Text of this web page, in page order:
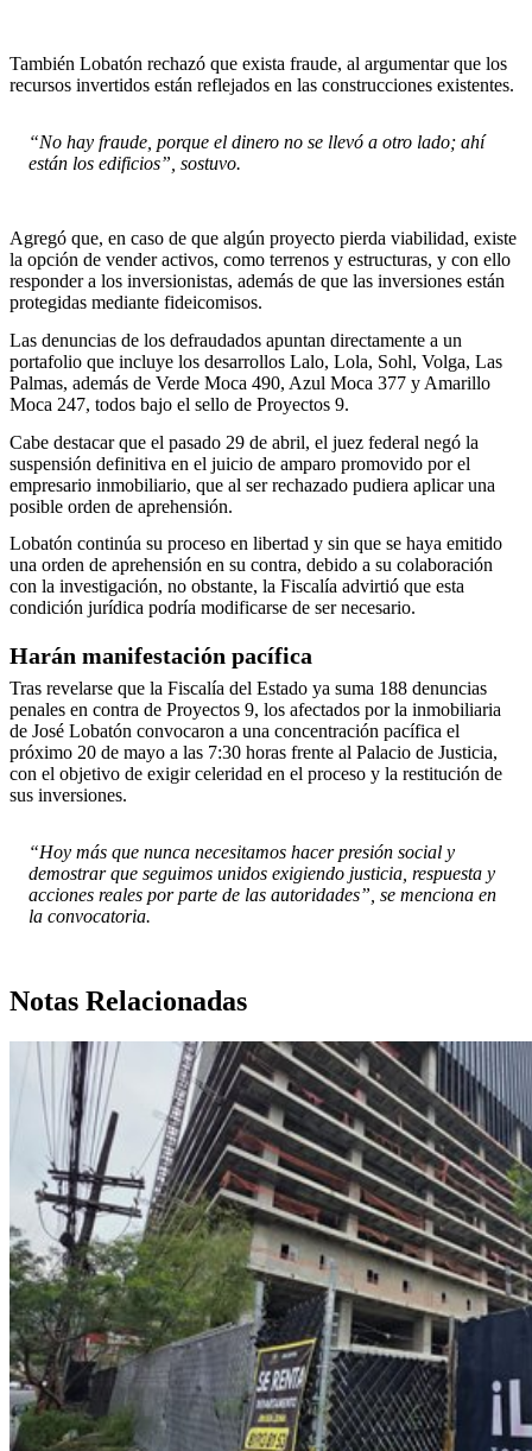
También Lobatón rechazó que exista fraude, al argumentar que los
recursos invertidos están reflejados en las construcciones existentes.
“No hay fraude, porque el dinero no se llevó a otro lado; ahí
están los edificios”, sostuvo.
Agregó que, en caso de que algún proyecto pierda viabilidad, existe
la opción de vender activos, como terrenos y estructuras, y con ello
responder a los inversionistas, además de que las inversiones están
protegidas mediante fideicomisos.
Las denuncias de los defraudados apuntan directamente a un
portafolio que incluye los desarrollos Lalo, Lola, Sohl, Volga, Las
Palmas, además de Verde Moca 490, Azul Moca 377 y Amarillo
Moca 247, todos bajo el sello de Proyectos 9.
Cabe destacar que el pasado 29 de abril, el juez federal negó la
suspensión definitiva en el juicio de amparo promovido por el
empresario inmobiliario, que al ser rechazado pudiera aplicar una
posible orden de aprehensión.
Lobatón continúa su proceso en libertad y sin que se haya emitido
una orden de aprehensión en su contra, debido a su colaboración
con la investigación, no obstante, la Fiscalía advirtió que esta
condición jurídica podría modificarse de ser necesario.
Harán manifestación pacífica
Tras revelarse que la Fiscalía del Estado ya suma 188 denuncias
penales en contra de Proyectos 9, los afectados por la inmobiliaria
de José Lobatón convocaron a una concentración pacífica el
próximo 20 de mayo a las 7:30 horas frente al Palacio de Justicia,
con el objetivo de exigir celeridad en el proceso y la restitución de
sus inversiones.
“Hoy más que nunca necesitamos hacer presión social y
demostrar que seguimos unidos exigiendo justicia, respuesta y
acciones reales por parte de las autoridades”, se menciona en
la convocatoria.
Notas Relacionadas